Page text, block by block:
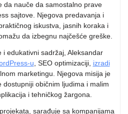
da nauče da samostalno prave
sajtove. Njegova predavanja i
iskustva, jasnih koraka i
da izbegnu najčešće greške.
i edukativni sadržaj, Aleksandar
u, SEO optimizaciji, izradi
marketingu. Njegova misija je
običnim ljudima i malim
i tehničkog žargona.
sarađuje sa kompanijama